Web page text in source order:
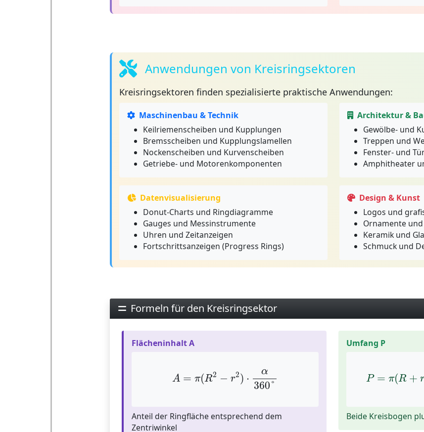
Anwendungen von Kreisringsektoren
Kreisringsektoren finden spezialisierte praktische Anwendungen:
Maschinenbau & Technik
Keilriemenscheiben und Kupplungen
Bremsscheiben und Kupplungslamellen
Nockenscheiben und Kurvenscheiben
Getriebe- und Motorenkomponenten
Architektur &
Gewölbe- und
Treppen und
Fenster- und
Amphitheater
Datenvisualisierung
Donut-Charts und Ringdiagramme
Gauges und Messinstrumente
Uhren und Zeitanzeigen
Fortschrittsanzeigen (Progress Rings)
Design & Kunst
Logos und
Ornamente
Keramik und
Schmuck und
Formeln für den Kreisringsektor
Flächeninhalt A
A = π(R2 − r2) ⋅
α
360°
2 )⋅ 360°
Anteil der Ringfläche entsprechend dem
Zentriwinkel
Umfang P
P = π(R +
Beide Kreisbogen